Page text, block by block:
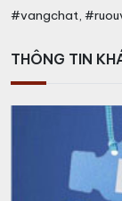
#vangchat,
THÔNG TIN